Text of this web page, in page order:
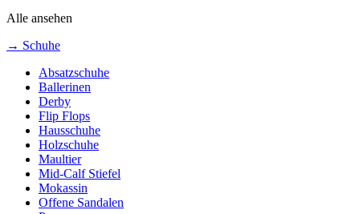
Alle ansehen
→ Schuhe
Absatzschuhe
Ballerinen
Derby
Flip Flops
Hausschuhe
Holzschuhe
Maultier
Mid-Calf Stiefel
Mokassin
Offene Sandalen